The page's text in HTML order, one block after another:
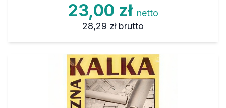
23,00 zł netto
28,29 zł brutto